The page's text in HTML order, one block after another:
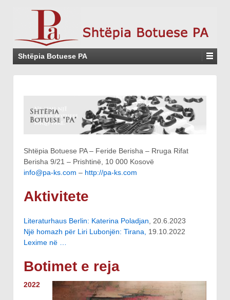
Shtëpia Botuese PA
Shtëpia Botuese PA – Feride Berisha – Rruga Rifat
Berisha 9/21 – Prishtinë, 10 000 Kosovë
info@pa-ks.com – http://pa-ks.com
Aktivitete
Literaturhaus Berlin: Katerina Poladjan , 20.6.2023
Një homazh për Liri Lubonjën: Tirana, 19.10.2022
Lexime në …
Botimet e reja
2022